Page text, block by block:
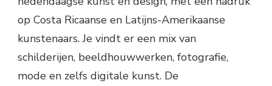
op Costa Ricaanse en Latijns-Amerikaanse
kunstenaars. Je vindt er een mix van
schilderijen, beeldhouwwerken, fotografie,
mode en zelfs digitale kunst. De